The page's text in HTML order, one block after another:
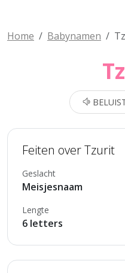
Home Babynamen
Feiten over Tzurit
Geslacht
Meisjesnaam
Lengte
6 letters